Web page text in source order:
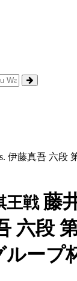
伊藤真吾 六段
王戦 藤
六段
ープ